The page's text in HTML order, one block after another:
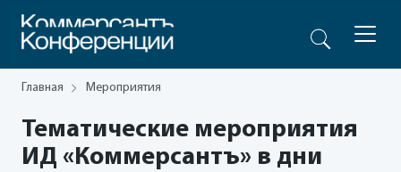
Главная Мероприятия
Тематические мероприятия
ИД «Коммерсантъ» в дни